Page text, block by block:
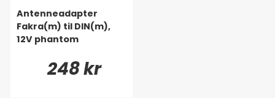
Antenneadapter
Fakra(m) til DIN(m),
12V phantom
248 kr